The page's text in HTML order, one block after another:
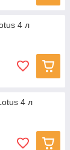
4 л
4 л